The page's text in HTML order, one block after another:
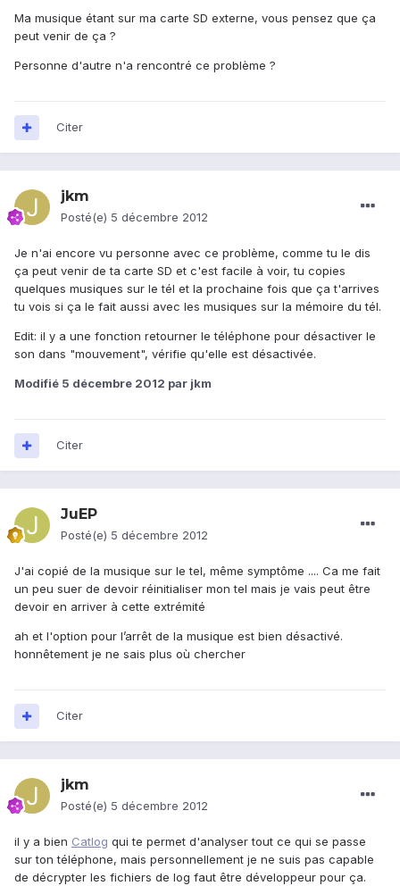
Ma musique étant sur ma carte SD externe, vous pensez que ça
peut venir de ça ?
Personne d'autre n'a rencontré ce problème ?
Citer
jkm
Posté(e) 5 décembre 2012
Je n'ai encore vu personne avec ce problème, comme tu le dis
ça peut venir de ta carte SD et c'est facile à voir, tu copies
quelques musiques sur le tél et la prochaine fois que ça t'arrives
tu vois si ça le fait aussi avec les musiques sur la mémoire du tél.
Edit: il y a une fonction retourner le téléphone pour désactiver le
son dans "mouvement", vérifie qu'elle est désactivée.
Modifié 5 décembre 2012 par jkm
Citer
JuEP
Posté(e) 5 décembre 2012
J'ai copié de la musique sur le tel, même symptôme .... Ca me fait
un peu suer de devoir réinitialiser mon tel mais je vais peut être
devoir en arriver à cette extrémité
ah et l'option pour l’arrêt de la musique est bien désactivé.
honnêtement je ne sais plus où chercher
Citer
jkm
Posté(e) 5 décembre 2012
il y a bien Catlog qui te permet d'analyser tout ce qui se passe
sur ton téléphone, mais personnellement je ne suis pas capable
de décrypter les fichiers de log faut être développeur pour ça.